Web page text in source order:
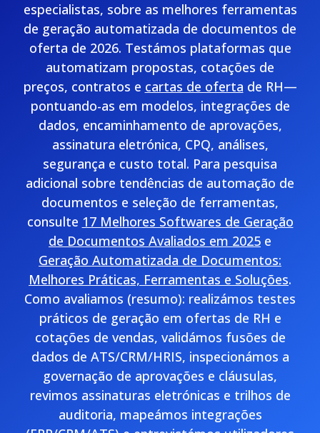
especialistas, sobre as melhores ferramentas
de geração automatizada de documentos de
oferta de 2026. Testámos plataformas que
automatizam propostas, cotações de
preços, contratos e cartas de oferta de RH—
pontuando-as em modelos, integrações de
dados, encaminhamento de aprovações,
assinatura eletrónica, CPQ, análises,
segurança e custo total. Para pesquisa
adicional sobre tendências de automação de
documentos e seleção de ferramentas,
consulte 17 Melhores Softwares de Geração
de Documentos Avaliados em 2025 e
Geração Automatizada de Documentos:
Melhores Práticas, Ferramentas e Soluções.
Como avaliamos (resumo): realizámos testes
práticos de geração em ofertas de RH e
cotações de vendas, validámos fusões de
dados de ATS/CRM/HRIS, inspecionámos a
governação de aprovações e cláusulas,
revimos assinaturas eletrónicas e trilhos de
auditoria, mapeámos integrações